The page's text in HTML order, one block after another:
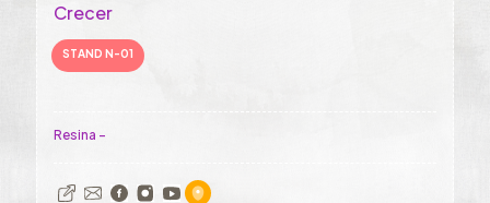
Crecer
STAND N-01
Resina -